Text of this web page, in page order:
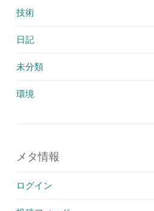
技術
日記
未分類
環境
メタ情報
ログイン